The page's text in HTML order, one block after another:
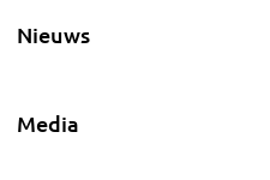
Nieuws
Media